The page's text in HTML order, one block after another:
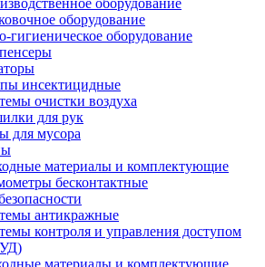
оборудование
оборудование
гигиеническое оборудование
инсектицидные
очистки воздуха
для рук
для мусора
материалы и комплектующие
бесконтактные
антикражные
контроля и управления доступом
материалы и комплектующие